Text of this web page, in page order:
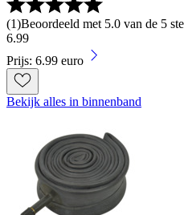
(1)Beoordeeld met 5.0 van de 5
6.99
Prijs: 6.99 euro
Bekijk alles in binnenband